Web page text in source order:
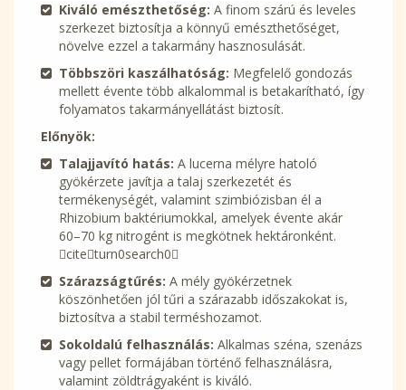
Kiváló emészthetőség: A finom szárú és leveles
szerkezet biztosítja a könnyű emészthetőséget,
növelve ezzel a takarmány hasznosulását.
Többszöri kaszálhatóság: Megfelelő gondozás
mellett évente több alkalommal is betakarítható, így
folyamatos takarmányellátást biztosít.
Előnyök:
Talajjavító hatás: A lucerna mélyre hatoló
gyökérzete javítja a talaj szerkezetét és
termékenységét, valamint szimbiózisban él a
Rhizobium baktériumokkal, amelyek évente akár
60–70 kg nitrogént is megkötnek hektáronként.
citeturn0search0
Szárazságtűrés: A mély gyökérzetnek
köszönhetően jól tűri a szárazabb időszakokat is,
biztosítva a stabil terméshozamot.
Sokoldalú felhasználás: Alkalmas széna, szenázs
vagy pellet formájában történő felhasználásra,
valamint zöldtrágyaként is kiváló.